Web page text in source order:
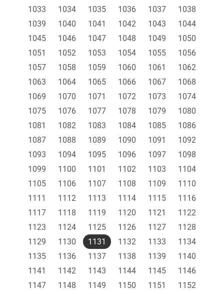
1033
1034 1035 1036 1037
1038
1039
1040 1041 1042 1043
1044
1045
1046 1047 1048 1049
1050
1051
1052 1053 1054 1055
1056
1057
1058 1059 1060 1061
1062
1063
1064 1065 1066 1067
1068
1069
1070 1071 1072 1073
1074
1075
1076 1077 1078 1079
1080
1081
1082 1083 1084 1085
1086
1087
1088 1089 1090 1091
1092
1093
1094 1095 1096 1097
1098
1099
1100 1101 1102 1103
1104
1105
1106 1107 1108 1109
1110
1111
1112 1113 1114 1115
1116
1117
1118 1119 1120 1121
1122
1123
1124 1125 1126 1127
1128
1129
1130 1131 1132 1133
1134
1135
1136 1137 1138 1139
1140
1141
1142 1143 1144 1145
1146
1147
1148 1149 1150 1151 1152